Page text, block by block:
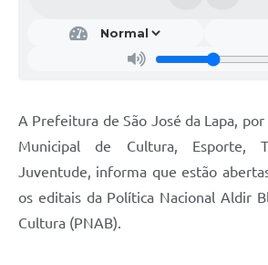
A Prefeitura de São José da Lapa,
Municipal de Cultura, Esporte,
Juventude, informa que estão
os editais da Política Nacional Aldir
Cultura (PNAB).